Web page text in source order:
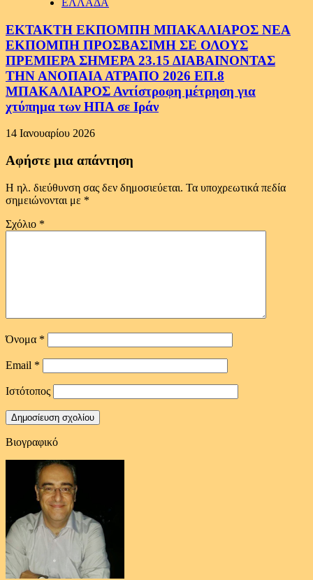
ΕΛΛΑΔΑ
ΕΚΤΑΚΤΗ ΕΚΠΟΜΠΗ ΜΠΑΚΑΛΙΑΡΟΣ ΝΕΑ
ΕΚΠΟΜΠΗ ΠΡΟΣΒΑΣΙΜΗ ΣΕ ΟΛΟΥΣ
ΠΡΕΜΙΕΡΑ ΣΗΜΕΡΑ 23.15 ΔΙΑΒΑΙΝΟΝΤΑΣ
ΤΗΝ ΑΝΟΠΑΙΑ ΑΤΡΑΠΟ 2026 ΕΠ.8
ΜΠΑΚΑΛΙΑΡΟΣ Αντίστροφη μέτρηση για
χτύπημα των ΗΠΑ σε Ιράν
14 Ιανουαρίου 2026
Αφήστε μια απάντηση
Η ηλ. διεύθυνση σας δεν δημοσιεύεται. Τα υποχρεωτικά πεδία
σημειώνονται με *
Σχόλιο *
Όνομα *
Email *
Ιστότοπος
Βιογραφικό